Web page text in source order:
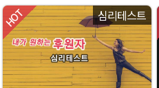
심리테스트